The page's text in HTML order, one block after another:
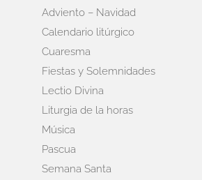
Adviento – Navidad
Calendario litúrgico
Cuaresma
Fiestas y Solemnidades
Lectio Divina
Liturgia de la horas
Música
Pascua
Semana Santa